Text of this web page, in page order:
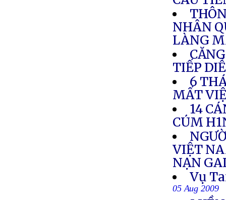
NHÂN
LÀNG
TIẾP
6
MẤT
14
CÚM
VIỆT
NẠN
Vụ
05 Aug 2009